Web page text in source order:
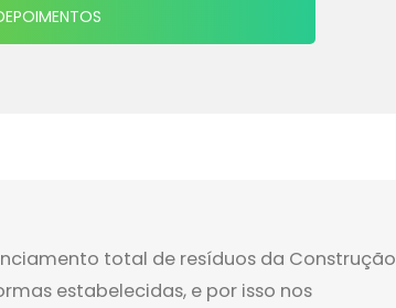
total de resíduos da Construção
estabelecidas, e por isso nos